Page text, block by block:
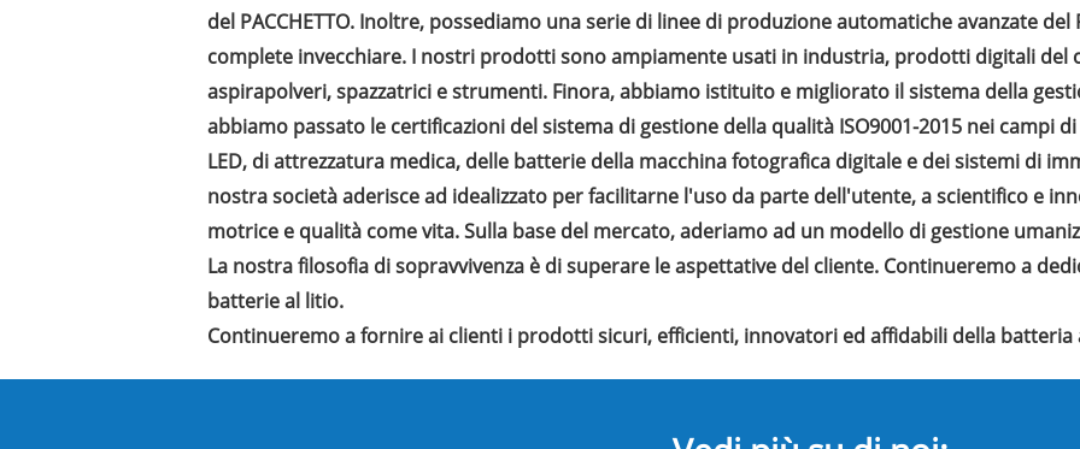
del PACCHETTO. Inoltre, possediamo una serie di linee di produzione automatiche avanzate del
complete invecchiare. I nostri prodotti sono ampiamente usati in industria, prodotti digitali del
aspirapolveri, spazzatrici e strumenti. Finora, abbiamo istituito e migliorato il sistema della
abbiamo passato le certificazioni del sistema di gestione della qualità ISO9001-2015 nei campi
LED, di attrezzatura medica, delle batterie della macchina fotografica digitale e dei sistemi di
nostra società aderisce ad idealizzato per facilitarne l'uso da parte dell'utente, a scientifico e
motrice e qualità come vita. Sulla base del mercato, aderiamo ad un modello di gestione
La nostra filosofia di sopravvivenza è di superare le aspettative del cliente. Continueremo a
batterie al litio.
Continueremo a fornire ai clienti i prodotti sicuri, efficienti, innovatori ed affidabili della batteria